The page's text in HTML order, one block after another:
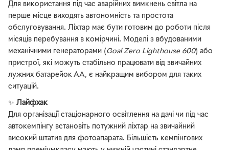
Для використання під час аварійних вимкнень світла на
перше місце виходять автономність та простота
обслуговування. Ліхтар має бути готовим до роботи після
місяців перебування в комірчині. Моделі з вбудованими
механічними генераторами (Goal Zero Lighthouse 600) або
пристрої, які можуть стабільно працювати від звичайних
лужних батарейок АА, є найкращим вибором для таких
ситуацій.
✨ Лайфхак
Для організації стаціонарного освітлення на дачі чи під час
автокемпінгу встановіть потужний ліхтар на звичайний
високий штатив для фотоапарата. Більшість кемпінгових